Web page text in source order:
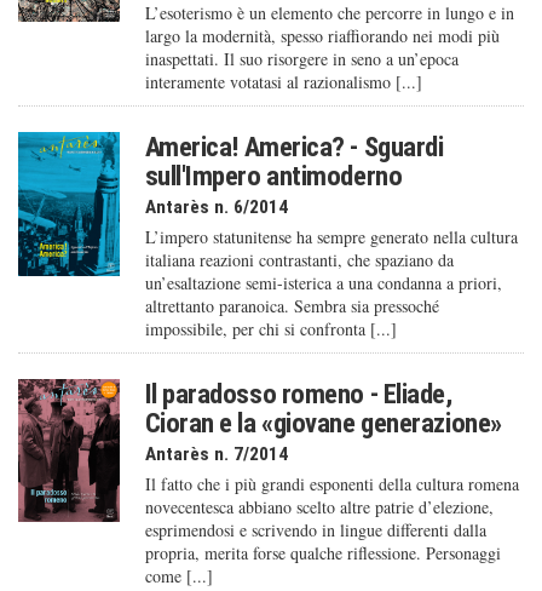
L’esoterismo è un elemento che percorre in lungo e in
largo la modernità, spesso riaffiorando nei modi più
inaspettati. Il suo risorgere in seno a un’epoca
interamente votatasi al razionalismo [...]
America! America? - Sguardi
sull'Impero antimoderno
Antarès n. 6/2014
L’impero statunitense ha sempre generato nella cultura
italiana reazioni contrastanti, che spaziano da
un’esaltazione semi-isterica a una condanna a priori,
altrettanto paranoica. Sembra sia pressoché
impossibile, per chi si confronta [...]
Il paradosso romeno - Eliade,
Cioran e la «giovane generazione»
Antarès n. 7/2014
Il fatto che i più grandi esponenti della cultura romena
novecentesca abbiano scelto altre patrie d’elezione,
esprimendosi e scrivendo in lingue differenti dalla
propria, merita forse qualche riflessione. Personaggi
come [...]